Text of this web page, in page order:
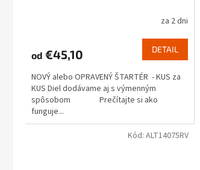
za 2 dni
od €45,10 DETAIL
NOVÝ alebo OPRAVENÝ ŠTARTÉR - KUS za
KUS Diel dodávame aj s výmenným
spôsobom Prečítajte si ako
funguje...
Kód: ALT14075RV